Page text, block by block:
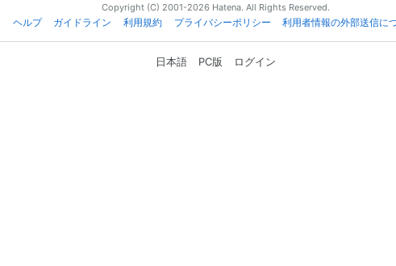
Copyright (C) 2001-2026 Hatena. All Rights Reserved.
ヘルプ
ガイドライン 利用規約 プライバシーポリシー 利用者情報の外部送信に
日本語 PC版 ログイン